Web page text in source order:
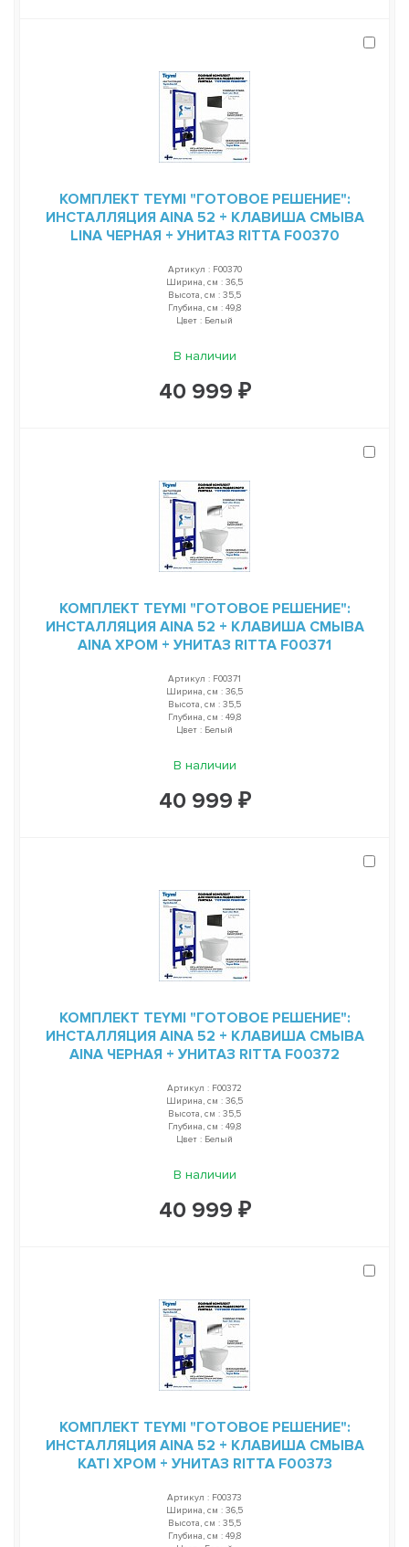
КОМПЛЕКТ TEYMI "ГОТОВОЕ РЕШЕНИЕ":
ИНСТАЛЛЯЦИЯ AINA 52 + КЛАВИША СМЫВА
LINA ЧЕРНАЯ + УНИТАЗ RITTA F00370
Артикул : F00370
Ширина, см : 36,5
Высота, см : 35,5
Глубина, см : 49,8
Цвет : Белый
В наличии
40 999 ₽
КОМПЛЕКТ TEYMI "ГОТОВОЕ РЕШЕНИЕ":
ИНСТАЛЛЯЦИЯ AINA 52 + КЛАВИША СМЫВА
AINA ХРОМ + УНИТАЗ RITTA F00371
Артикул : F00371
Ширина, см : 36,5
Высота, см : 35,5
Глубина, см : 49,8
Цвет : Белый
В наличии
40 999 ₽
КОМПЛЕКТ TEYMI "ГОТОВОЕ РЕШЕНИЕ":
ИНСТАЛЛЯЦИЯ AINA 52 + КЛАВИША СМЫВА
AINA ЧЕРНАЯ + УНИТАЗ RITTA F00372
Артикул : F00372
Ширина, см : 36,5
Высота, см : 35,5
Глубина, см : 49,8
Цвет : Белый
В наличии
40 999 ₽
КОМПЛЕКТ TEYMI "ГОТОВОЕ РЕШЕНИЕ":
ИНСТАЛЛЯЦИЯ AINA 52 + КЛАВИША СМЫВА
KATI ХРОМ + УНИТАЗ RITTA F00373
Артикул : F00373
Ширина, см : 36,5
Высота, см : 35,5
Глубина, см : 49,8